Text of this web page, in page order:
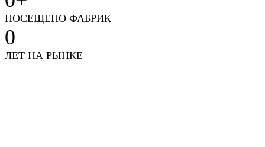
ПОСЕЩЕНО ФАБРИК
0
ЛЕТ НА РЫНКЕ